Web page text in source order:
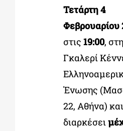
Τετάρτη 4
Φεβρουαρίου
στις 19:00,
Γκαλερί
Ένωσης
22, Αθήνα)
διαρκέσει